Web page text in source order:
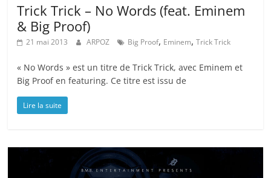
Trick Trick – No Words (feat. Eminem
& Big Proof)
21 mai 2013 ARPOZ Big Proof, Eminem,Trick Trick
« No Words » est un titre de Trick Trick, avec Eminem et
Big Proof en featuring. Ce titre est issu de
Lire la suite